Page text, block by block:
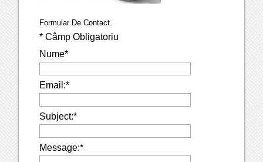
Formular De Contact.
* Câmp Obligatoriu
Nume*
Email:*
Subject:*
Message:*